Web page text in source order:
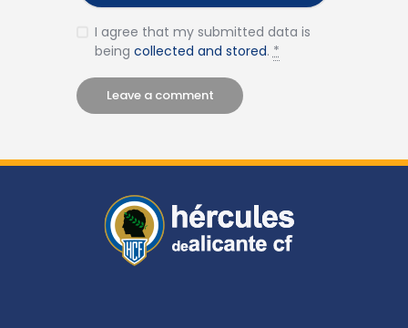
I agree that my submitted data is
being collected and stored.*